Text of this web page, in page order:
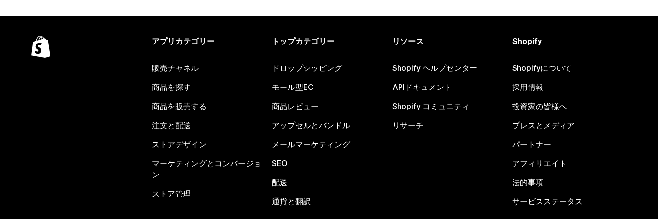
アプリカテゴリー
販売チャネル
商品を探す
商品を販売する
注文と配送
ストアデザイン
マーケティングとコンバージョ
ン
ストア管理
トップカテゴリー
ドロップシッピング
モール型EC
商品レビュー
アップセルとバンドル
メールマーケティング
SEO
配送
通貨と翻訳
リソース
Shopify ヘルプセンター
APIドキュメント
Shopify コミュニティ
リサーチ
Shopify
Shopifyについて
採用情報
投資家の皆様へ
プレスとメディア
パートナー
アフィリエイト
法的事項
サービスステータス